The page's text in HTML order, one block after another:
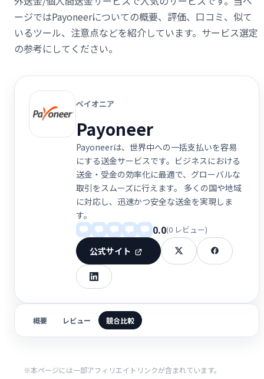
ージではPayoneerについての概要、評価、口コミ、似て
いるツール、注意点などを紹介しています。サービス選定
の参考にしてください。
ペイオニア
Payoneer
Payoneerは、世界中への一括支払いを容易
にする送金サービスです。ビジネスにおける
送金・受金の効率化に最適で、グローバルな
取引をスムーズに行えます。 多くの国や地域
に対応し、迅速かつ安全な送金を実現しま
す。
0.0(0 レビュー)
公式サイト
概要 レビュー 競合比較
※本ページには一部アフィリエイトリンクが含まれています。